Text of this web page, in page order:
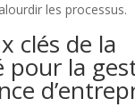
les processus.
clés de la
pour la